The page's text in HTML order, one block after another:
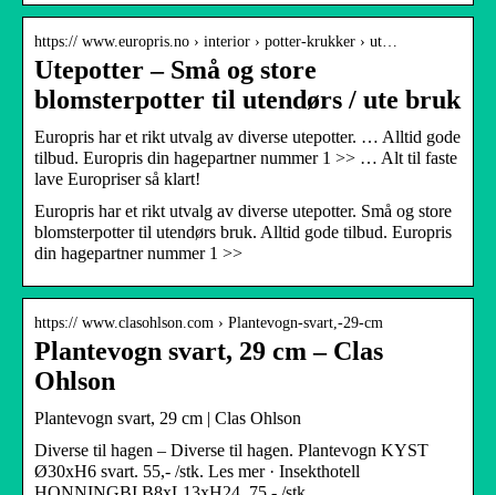
https:// www.europris.no › interior › potter-krukker › ut…
Utepotter – Små og store
blomsterpotter til utendørs / ute bruk
Europris har et rikt utvalg av diverse utepotter. … Alltid gode
tilbud. Europris din hagepartner nummer 1 >> … Alt til faste
lave Europriser så klart!
Europris har et rikt utvalg av diverse utepotter. Små og store
blomsterpotter til utendørs bruk. Alltid gode tilbud. Europris
din hagepartner nummer 1 >>
https:// www.clasohlson.com › Plantevogn-svart,-29-cm
Plantevogn svart, 29 cm – Clas
Ohlson
Plantevogn svart, 29 cm | Clas Ohlson
Diverse til hagen – Diverse til hagen. Plantevogn KYST
Ø30xH6 svart. 55,- /stk. Les mer · Insekthotell